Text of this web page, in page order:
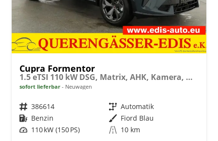
Cupra Formentor
1.5 eTSI 110 kW DSG, Matrix, AHK, Kamera, Winter, el. Klappe, 5 J.-Garantie
sofort lieferbar Neuwagen
Fahrzeugnr. 386614 Getriebe Automatik
Kraftstoff Benzin Außenfarbe Fiord Blau
Leistung 110 kW (150 PS) Kilometerstand 10 km